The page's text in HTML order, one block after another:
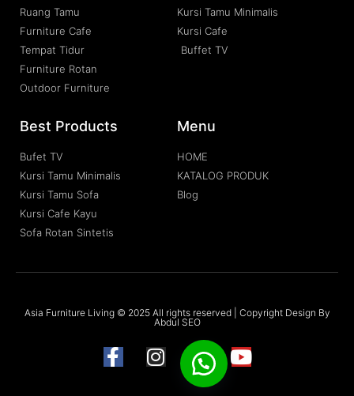
Ruang Tamu
Furniture Cafe
Tempat Tidur
Furniture Rotan
Outdoor Furniture
Kursi Tamu Minimalis
Kursi Cafe
Buffet TV
Best Products
Bufet TV
Kursi Tamu Minimalis
Kursi Tamu Sofa
Kursi Cafe Kayu
Sofa Rotan Sintetis
Menu
HOME
KATALOG PRODUK
Blog
Asia Furniture Living © 2025 All rights reserved | Copyright Design By
Abdul SEO